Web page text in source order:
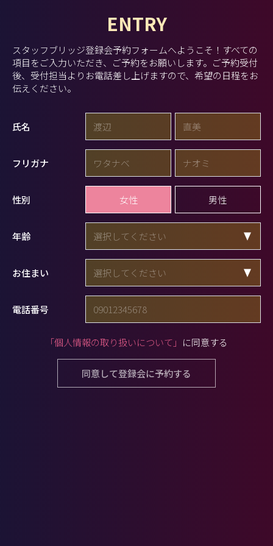
ENTRY
スタッフブリッジ登録会予約フォームへようこそ！ すべての
項目をご入力いただき、ご予約をお願いします。 ご予約受付
後、受付担当よりお電話差し上げますので、希望の日程をお
伝えください。
氏名
フリガナ
性別 女性 男性
年齢
お住まい
電話番号
「個人情報の取り扱いについて」 に同意する
同意して登録会に予約する